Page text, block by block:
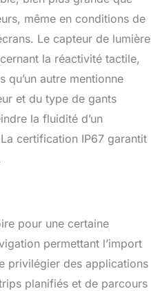
est garanti un
vous propose des
conseils
TF. Roulez en toute
même en conditions de
Le capteur de lumière
la réactivité tactile,
autre mentionne
et du type de gants
la fluidité d’un
certification IP67 garantit
pour une certaine
permettant l’import
privilégier des applications
planifiés et de parcours